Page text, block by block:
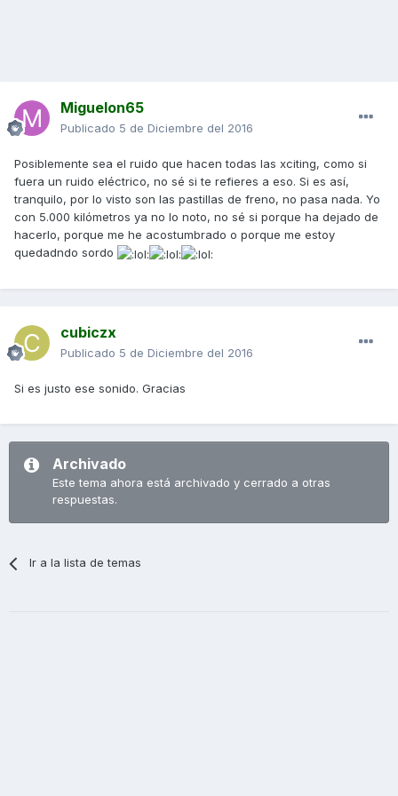
Miguelon65
Publicado 5 de Diciembre del 2016
Posiblemente sea el ruido que hacen todas las xciting, como si
fuera un ruido eléctrico, no sé si te refieres a eso. Si es así,
tranquilo, por lo visto son las pastillas de freno, no pasa nada. Yo
con 5.000 kilómetros ya no lo noto, no sé si porque ha dejado de
hacerlo, porque me he acostumbrado o porque me estoy
quedadndo sordo
cubiczx
Publicado 5 de Diciembre del 2016
Si es justo ese sonido. Gracias
Archivado
Este tema ahora está archivado y cerrado a otras
respuestas.
Ir a la lista de temas